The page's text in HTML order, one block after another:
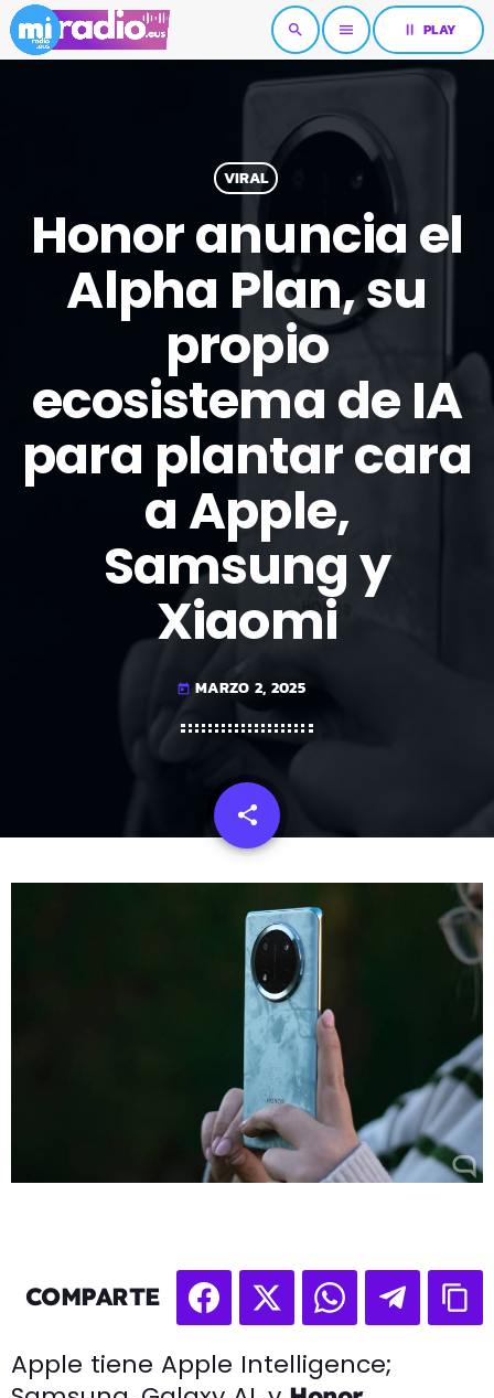
search menu pause PLAY
VIRAL
Honor anuncia el
Alpha Plan, su
propio
ecosistema de IA
para plantar cara
a Apple,
Samsung y
Xiaomi
today MARZO 2, 2025
share
email
COMPARTE
Apple tiene Apple Intelligence;